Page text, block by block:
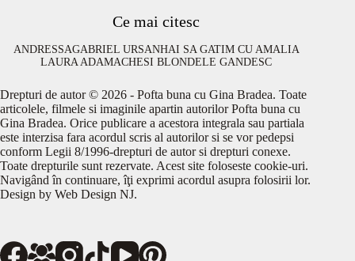
Ce mai citesc
ANDRESSAGABRIEL URSANHAI SA GATIM CU AMALIA
LAURA ADAMACHESI BLONDELE GANDESC
Drepturi de autor © 2026 - Pofta buna cu Gina Bradea. Toate
articolele, filmele si imaginile apartin autorilor Pofta buna cu
Gina Bradea. Orice publicare a acestora integrala sau partiala
este interzisa fara acordul scris al autorilor si se vor pedepsi
conform Legii 8/1996-drepturi de autor si drepturi conexe.
Toate drepturile sunt rezervate. Acest site foloseste cookie-uri.
Navigând în continuare, îţi exprimi acordul asupra folosirii lor.
Design by Web Design NJ.